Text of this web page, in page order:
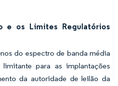
e os Limites Regulatórios
do espectro de banda média
para as implantações
da autoridade de leilão da